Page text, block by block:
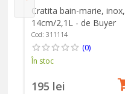
Cratita bain-marie, inox,
14cm/2,1L - de Buyer
Cod: 311114
(0)
În stoc
195 lei